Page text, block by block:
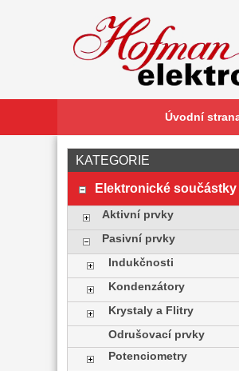
Úvodní
KATEGORIE
Elektronické součástky
Aktivní prvky
Pasivní prvky
Indukčnosti
Kondenzátory
Krystaly a Flitry
Odrušovací prvky
Potenciometry